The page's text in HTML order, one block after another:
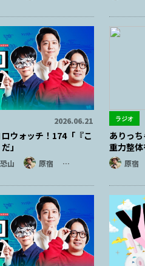
2026.06.21
ウォッチ！174「『こ
」
山 原宿 …
ラジオ
ありっ
重力整体
原宿